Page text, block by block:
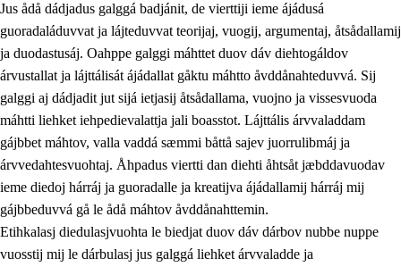
1.2 Identitiehtta ja kultuvralasj moattevuohta
1.3 Lájttális ájádallam ja estetihkalasj diedulasjvuohta
1.4 Dahkamávvo, berustibme ja diehtemvájnogisvuohta
1.5 Vieledus luonnduj ja birásdiedulasjvuohta
1.6 Demokratijja ja oassálasstem
Jus ådå dádjadus galggá badjánit, de vierttiji ieme ájádusá
guoradaláduvvat ja lájteduvvat teorijaj, vuogij, argumentaj, åtsådallamij
ja duodastusáj. Oahppe galggi máhttet duov dáv diehtogáldov
árvustallat ja lájttálisát ájádallat gåktu máhtto åvddånahteduvvá. Sij
galggi aj dádjadit jut sijá ietjasij åtsådallama, vuojno ja vissesvuoda
máhtti liehket iehpedievalattja jali boasstot. Lájttális árvvaladdam
gájbbet máhtov, valla vaddá sæmmi båttå sajev juorrulibmáj ja
árvvedahtesvuohtaj. Åhpadus viertti dan diehti åhtsåt jæbddavuodav
ieme diedoj hárráj ja guoradalle ja kreatijva ájádallamij hárráj mij
gájbbeduvvá gå le ådå máhtov åvddånahttemin.
Etihkalasj diedulasjvuohta le biedjat duov dáv dárbov nubbe nuppe
vuosstij mij le dárbulasj jus galggá liehket árvvaladde ja